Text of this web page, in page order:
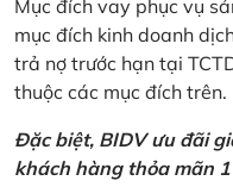
Mục đích vay phục vụ
mục đích kinh doanh
trả nợ trước hạn tại
thuộc các mục đích trên.
Đặc biệt, BIDV ưu đãi
khách hàng thỏa mãn